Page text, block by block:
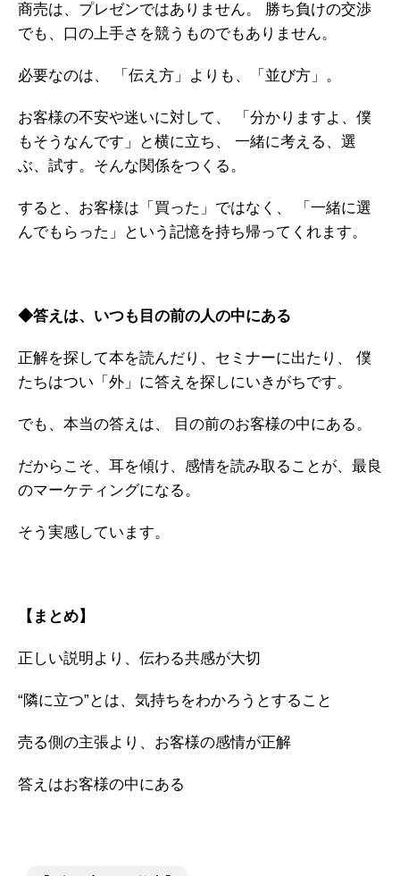
商売は、プレゼンではありません。
勝ち負けの交渉
でも、口の上手さを競うものでもありません。
必要なのは、 「伝え方」よりも、「並び方」。
お客様の不安や迷いに対して、
「分かりますよ、僕
もそうなんです」と横に立ち、
一緒に考える、選
ぶ、試す。そんな関係をつくる。
すると、お客様は「買った」ではなく、
「一緒に選
んでもらった」という記憶を持ち帰ってくれます。
◆答えは、いつも目の前の人の中にある
正解を探して本を読んだり、セミナーに出たり、
僕
たちはつい「外」に答えを探しにいきがちです。
でも、本当の答えは、 目の前のお客様の中にある。
だからこそ、耳を傾け、感情を読み取ることが、最良
のマーケティングになる。
そう実感しています。
【まとめ】
正しい説明より、伝わる共感が大切
“隣に立つ”とは、気持ちをわかろうとすること
売る側の主張より、お客様の感情が正解
答えはお客様の中にある